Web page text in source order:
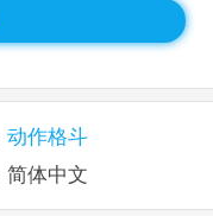
动作格斗
简体中文